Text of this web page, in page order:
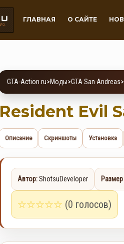
ГЛАВНАЯ О САЙТЕ
GTA-Action.ru>Моды>GTA San Andreas>
Resident Evil
Описание Скриншоты Установка
Автор:ShotsuDeveloper
☆☆☆☆☆ (0 голосов)